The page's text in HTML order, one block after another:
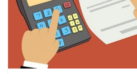
Смотреть проект